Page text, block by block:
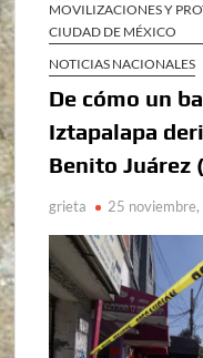
MOVILIZACIONES Y
CIUDAD DE MÉXICO
NOTICIAS NACIONALES
De cómo un
Iztapalapa
Benito Juárez
grieta 25